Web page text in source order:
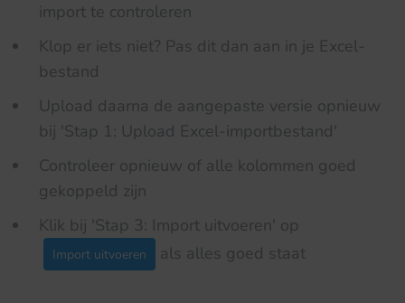
import te controleren
Klop er iets niet? Pas dit dan aan in je Excel-
bestand
Upload daarna de aangepaste versie opnieuw
bij 'Stap 1: Upload Excel-importbestand'
Controleer opnieuw of alle kolommen goed
gekoppeld zijn
Klik bij 'Stap 3: Import uitvoeren' op
Import uitvoeren als alles goed staat